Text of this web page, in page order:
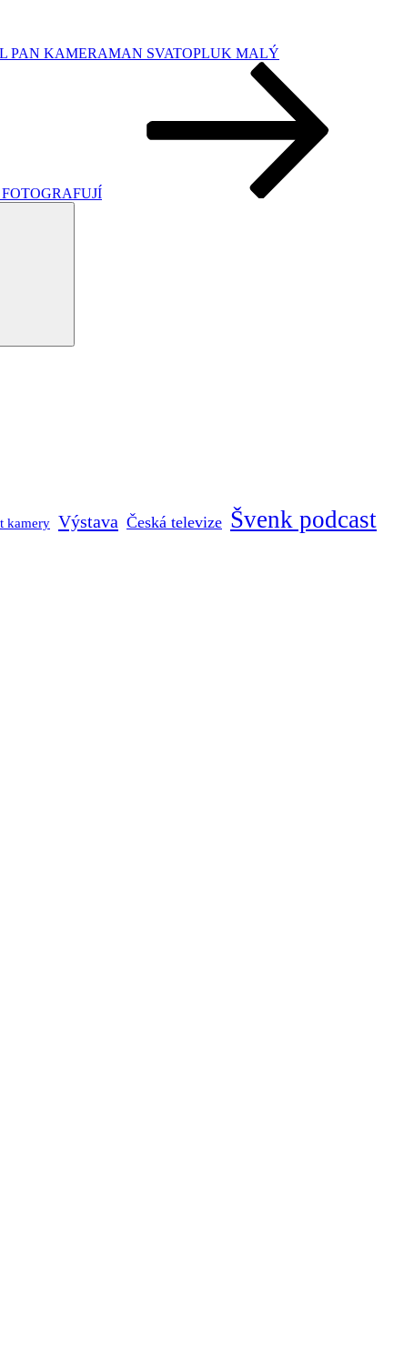
PAN KAMERAMAN SVATOPLUK MALÝ
kamery Výstava Česká televize Švenk podcast